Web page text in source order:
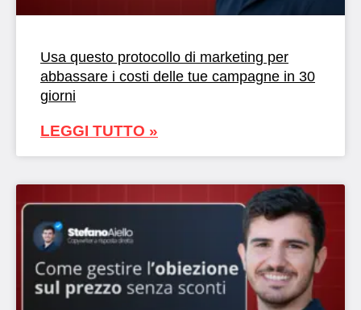
Usa questo protocollo di marketing per
abbassare i costi delle tue campagne in 30
giorni
LEGGI TUTTO »